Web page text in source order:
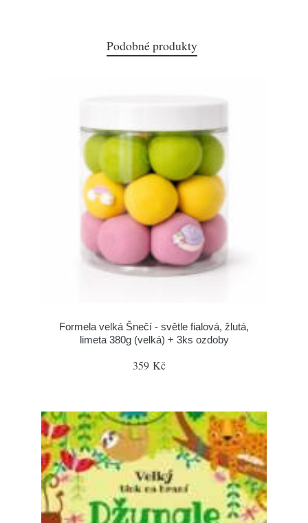
Podobné produkty
Formela velká Šnečí - světle fialová, žlutá,
limeta 380g (velká) + 3ks ozdoby
359 Kč